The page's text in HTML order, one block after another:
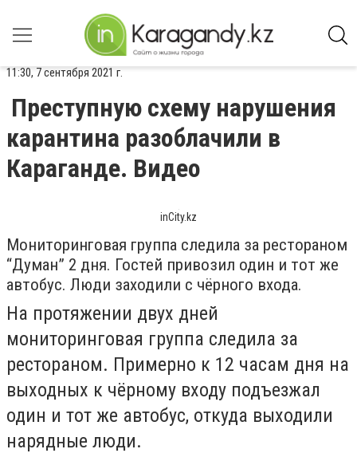
11:30, 7 сентября 2021 г.
Преступную схему нарушения
карантина разоблачили в
Караганде. Видео
inCity.kz
Мониторинговая группа следила за рестораном
“Думан” 2 дня. Гостей привозил один и тот же
автобус. Люди заходили с чёрного входа.
На протяжении двух дней
мониторинговая группа следила за
рестораном. Примерно к 12 часам дня на
выходных к чёрному входу подъезжал
один и тот же автобус, откуда выходили
нарядные люди.